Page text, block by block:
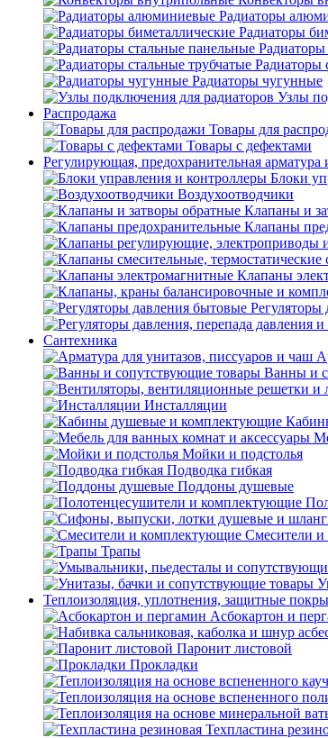
Радиаторы
Радиаторы
Радиаторы
Радиаторы чугунные
Узлы
Распродажа
Товары для
Товары с дефектами
Регулирующая, предохранительная арматура
Блоки
Воздухоотводчики
Клапаны и
Клапаны
Клапаны
Регуляторы
Сантехника
Ванны и
Инсталляции
Мойки и подстолья
Подводка гибкая
Поддоны душевые
Смесители
Трапы
Теплоизоляция, уплотнения, защитные
Асбокартон и
Паронит листовой
Прокладки
Техпластина